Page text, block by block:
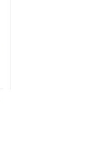
Koffie Gratis aantal